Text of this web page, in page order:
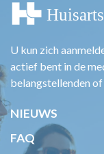
U kun zich
actief bent in de
belangstellenden of
NIEUWS
FAQ